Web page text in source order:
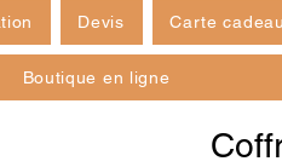
Devis Carte cadeau
Boutique en ligne